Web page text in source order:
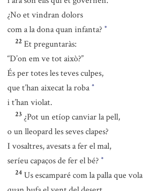
¿No et vindran dolors
com a la dona quan infanta? *
22 Et preguntaràs:
“D’on em ve tot això?”
És per totes les teves culpes,
que t’han aixecat la roba *
i t’han violat.
23 ¿Pot un etíop canviar la pell,
o un lleopard les seves clapes?
I vosaltres, avesats a fer el mal,
seríeu capaços de fer el bé? *
24 Us escamparé com la palla que vola